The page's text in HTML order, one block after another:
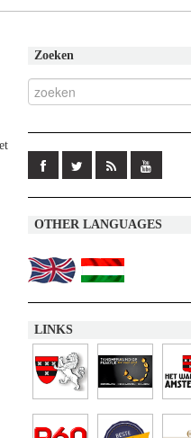
Zoeken
OTHER LANGUAGES
LINKS